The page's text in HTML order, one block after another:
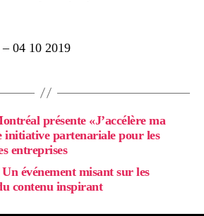
– 04 10 2019
présente «J’accélère ma
initiative partenariale pour les
entreprises
événement misant sur les
contenu inspirant